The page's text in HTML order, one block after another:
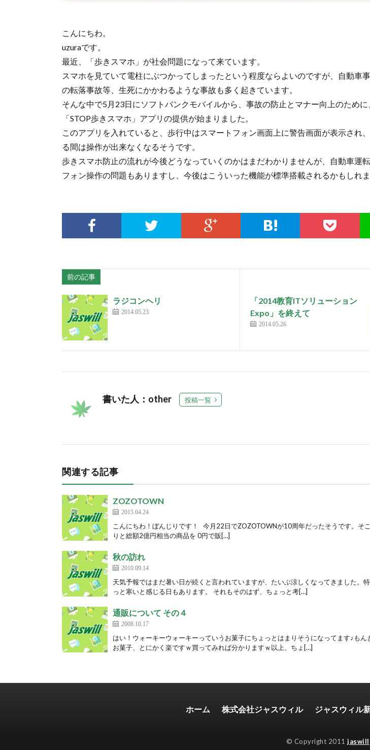
こんにちわ。
uzuraです。
最近、「歩きスマホ」が社会問題になって来ています。
スマホを見ていて電柱にぶつかってしまったという程度ならよいのですが、自動車
の転落事故等、生死にかかわるような事故も多く起きています。
そんな中で5月23日にソフトバンクモバイルから、事故の防止とマナー向上のため
「STOP歩きスマホ」アプリの提供が始まりました。
このアプリを入れていると、歩行中はスマートフォン画面上に警告画面が表示され
る間は操作が出来なくなるそうです。
歩きスマホ防止の流れが今後どうなっていくのかはまだわかりませんが、自動車運
フォン操作の問題もありますし、今後はこういった機能が標準搭載されるかもしれま
前の記事
ラジコンヘリ
2014.05.23
「2014教育ITソリューション
Expo」を終えて
2014.05.26
書いた人：other 投稿一覧
関連する記事
ZOZOTOWN
2015.04.24
こんにちわ！ぼんじりです！ 今月22日でZOZOTOWNが10周年だったそうです。そ
りと総額2億円相当の商品を 0円で販[…]
秋の訪れ
2010.09.14
天気予報ではまだ暑い日が続くと言われていますが、たいぶ涼しくなってきました。
っと寒いと感じる日もあります。 それもそのはず、ちょっと考[…]
通販について その４
2008.10.17
はい！ウォーキーウォーキーっていうお菓子にちょっとはまりそうになってます♪もん
お菓子、とにかく楽ですｗ買ってみれば分かりますｗ以上、ちょ[…]
ホーム 株式会社ジャスウィル ジャスウィル
© Copyright 2011jaswill